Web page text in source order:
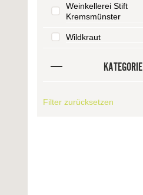
Weinkellerei Stift
Kremsmünster
Wildkraut
KATEGORIE
Filter zurücksetzen